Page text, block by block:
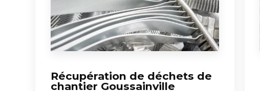
Récupération de déchets de
chantier Goussainville